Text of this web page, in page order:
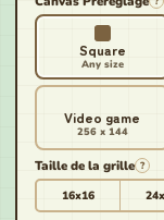
Square
Any size
Video game
256 x 144
Taille de la grille ?
16x16